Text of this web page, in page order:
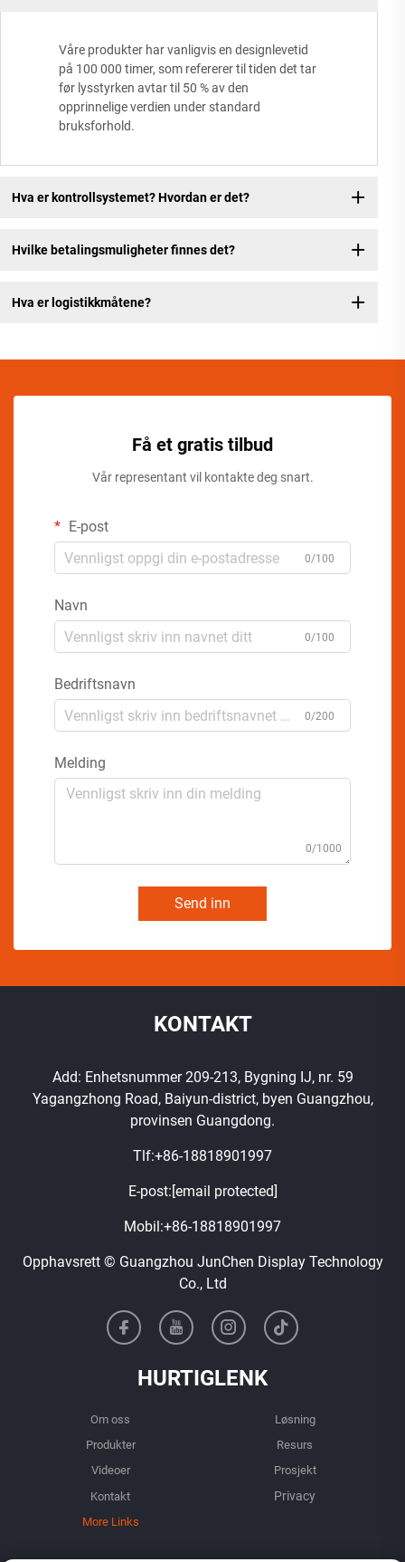
Våre produkter har vanligvis en designlevetid
på 100 000 timer, som refererer til tiden det tar
før lysstyrken avtar til 50 % av den
opprinnelige verdien under standard
bruksforhold.
Hva er kontrollsystemet? Hvordan er det?
Hvilke betalingsmuligheter finnes det?
Hva er logistikkmåtene?
Få et gratis tilbud
Vår representant vil kontakte deg snart.
E-post
0/100
Navn
0/100
Bedriftsnavn
0/200
Melding
0/1000
Send inn
KONTAKT
Add: Enhetsnummer 209-213, Bygning IJ, nr. 59
Yagangzhong Road, Baiyun-district, byen Guangzhou,
provinsen Guangdong.
Tlf:+86-18818901997
E-post: [email protected]
Mobil:+86-18818901997
Opphavsrett © Guangzhou JunChen Display Technology
Co., Ltd
HURTIGLENK
Om oss
Løsning
Produkter
Resurs
Videoer
Prosjekt
Kontakt
More Links